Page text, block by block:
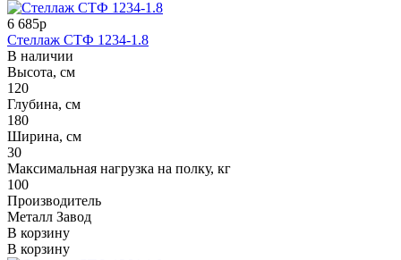
6 685р
Стеллаж СТФ 1234-1.8
В наличии
Высота, см
120
Глубина, см
180
Ширина, см
30
Максимальная нагрузка на полку, кг
100
Производитель
Металл Завод
В корзину
В корзину